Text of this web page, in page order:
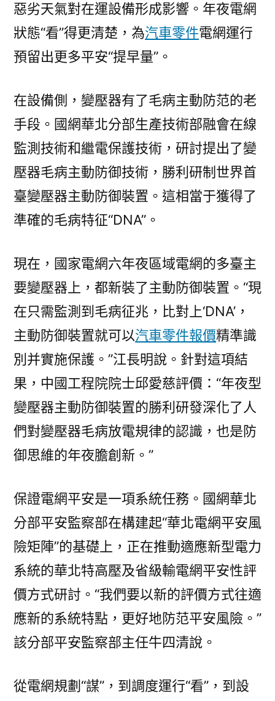
惡劣天氣對在運設備形成影響。年夜電網
狀態“看”得更清楚，為汽車零件電網運行
預留出更多平安“提早量”。
在設備側，變壓器有了毛病主動防范的老
手段。國網華北分部生產技術部融會在線
監測技術和繼電保護技術，研討提出了變
壓器毛病主動防御技術，勝利研制世界首
臺變壓器主動防御裝置。這相當于獲得了
準確的毛病特征“DNA”。
現在，國家電網六年夜區域電網的多臺主
要變壓器上，都新裝了主動防御裝置。“現
在只需監測到毛病征兆，比對上‘DNA’，
主動防御裝置就可以汽車零件報價精準識
別并實施保護。”江長明說。針對這項結
果，中國工程院院士邱愛慈評價：“年夜型
變壓器主動防御裝置的勝利研發深化了人
們對變壓器毛病放電規律的認識，也是防
御思維的年夜膽創新。”
保證電網平安是一項系統任務。國網華北
分部平安監察部在構建起“華北電網平安風
險矩陣”的基礎上，正在推動適應新型電力
系統的華北特高壓及省級輸電網平安性評
價方式研討。“我們要以新的評價方式往適
應新的系統特點，更好地防范平安風險。”
該分部平安監察部主任牛四清說。
從電網規劃“謀”，到調度運行“看”，到設